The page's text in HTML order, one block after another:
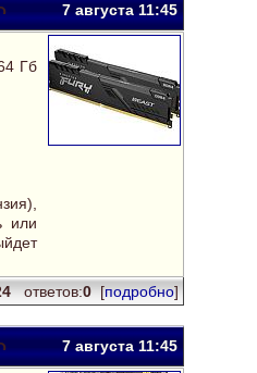
7 августа 11:45
Гб
или
ответов:0 [подробно]
7 августа 11:45